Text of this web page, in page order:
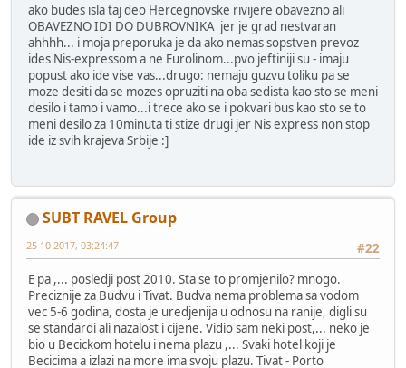
ako budes isla taj deo Hercegnovske rivijere obavezno ali
OBAVEZNO IDI DO DUBROVNIKA jer je grad nestvaran
ahhhh... i moja preporuka je da ako nemas sopstven prevoz
ides Nis-expressom a ne Eurolinom...pvo jeftiniji su - imaju
popust ako ide vise vas...drugo: nemaju guzvu toliku pa se
moze desiti da se mozes opruziti na oba sedista kao sto se meni
desilo i tamo i vamo...i trece ako se i pokvari bus kao sto se to
meni desilo za 10minuta ti stize drugi jer Nis express non stop
ide iz svih krajeva Srbije :]
SUBT RAVEL Group
#22
25-10-2017, 03:24:47
E pa ,... posledji post 2010. Sta se to promjenilo? mnogo.
Preciznije za Budvu i Tivat. Budva nema problema sa vodom
vec 5-6 godina, dosta je uredjenija u odnosu na ranije, digli su
se standardi ali nazalost i cijene. Vidio sam neki post,... neko je
bio u Becickom hotelu i nema plazu ,... Svaki hotel koji je
Becicima a izlazi na more ima svoju plazu. Tivat - Porto